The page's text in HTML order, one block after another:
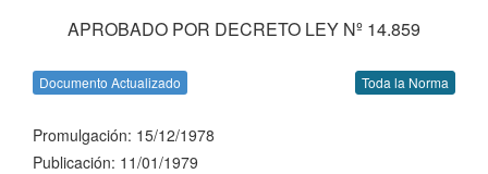
APROBADO POR DECRETO LEY Nº 14.859
Documento Actualizado Toda la Norma
Promulgación: 15/12/1978
Publicación: 11/01/1979